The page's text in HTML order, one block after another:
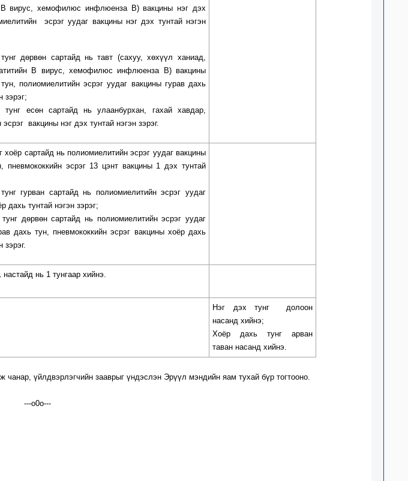
В вирус, хемофилюс инфлюенза В) вакцины нэг дэх
эсрэг уудаг вакцины нэг дэх тунтай нэгэн
дөрвөн сартайд нь тавт (сахуу, хөхүүл ханиад,
В вирус, хемофилюс инфлюенза В) вакцины
полиомиелитийн эсрэг уудаг вакцины гурав дахь
зэрэг;
тунг есөн сартайд нь улаанбурхан, гахай хавдар,
эсрэг вакцины нэг дэх тунтай нэгэн зэрэг.
хоёр сартайд нь полиомиелитийн эсрэг уудаг вакцины
пневмококкийн эсрэг 13 цэнт вакцины 1 дэх тунтай
гурван сартайд нь полиомиелитийн эсрэг уудаг
дахь тунтай нэгэн зэрэг;
дөрвөн сартайд нь полиомиелитийн эсрэг уудаг
дахь тун, пневмококкийн эсрэг вакцины хоёр дахь
зэрэг.
нь 1 тунгаар хийнэ.
Нэг дэх тунг
долоон
насанд хийнэ;
Хоёр дахь тунг арван
таван насанд хийнэ.
чанар, үйлдвэрлэгчийн зааврыг үндэслэн Эрүүл мэндийн яам тухай бүр тогтооно.
---о0о---